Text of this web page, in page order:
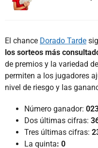
El chance Dorado Tarde
los sorteos más
de premios y la variedad
permiten a los jugadores
nivel de riesgo y las
Número ganador:
Dos últimas cifras:
Tres últimas cifras:
La quinta: 0